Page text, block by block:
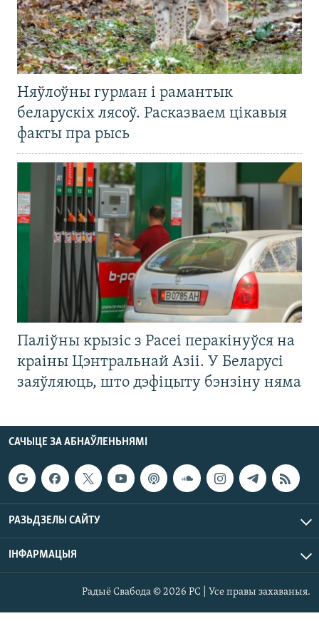
Няўлоўны гурман і рамантык
беларускіх лясоў. Расказваем цікавыя
факты пра рысь
Паліўны крызіс з Расеі перакінуўся на
краіны Цэнтральнай Азіі. У Беларусі
заяўляюць, што дэфіцыту бэнзіну няма
САЧЫЦЕ ЗА АБНАЎЛЕНЬНЯМІ
РАЗЬДЗЕЛЫ САЙТУ
ІНФАРМАЦЫЯ
Радыё Свабода © 2026 РС | Усе правы захаваныя.